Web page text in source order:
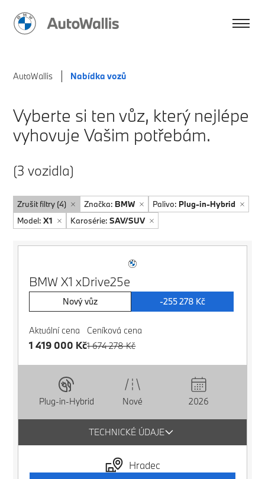
AutoWallis Nabídka vozů
Vyberte si ten vůz, který nejlépe
vyhovuje Vašim potřebám.
(3 vozidla)
Zrušit filtry (4) Značka: BMW Palivo: Plug-in-Hybrid
Model:X1 Karosérie:SAV/SUV
BMW X1 xDrive25e
Nový vůz -255 278 Kč
Aktuální cena
1 419 000 Kč
Ceníková cena
1 674 278 Kč
Plug-in-Hybrid Nové 2026
TECHNICKÉ ÚDAJE
Hradec